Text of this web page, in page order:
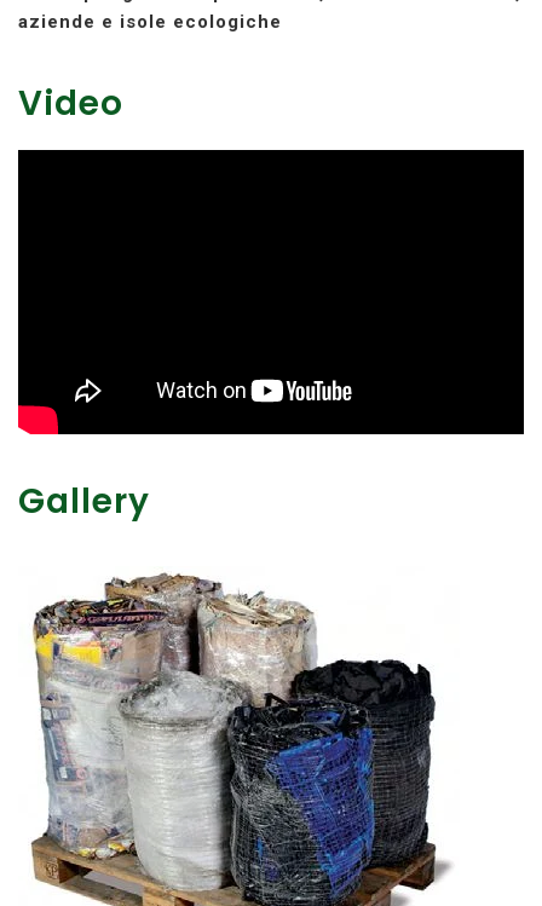
aziende e isole ecologiche
Video
Gallery